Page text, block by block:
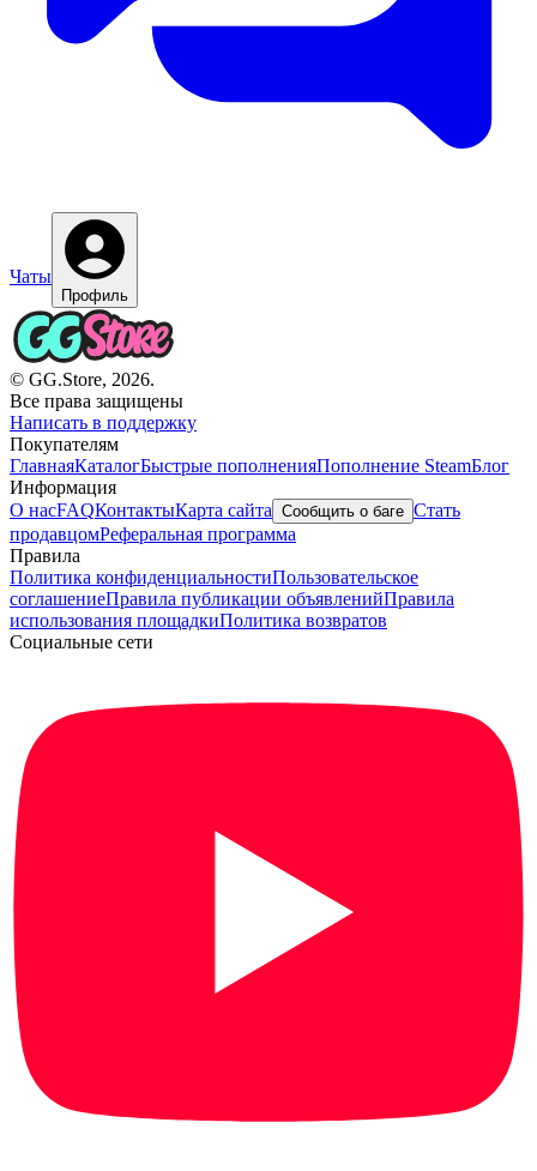
Чаты
Профиль
© GG.Store, 2026.
Все права защищены
Написать в поддержку
Покупателям
ГлавнаяКаталогБыстрые пополненияПополнение SteamБлог
Информация
О насFAQКонтактыКарта сайта Сообщить о баге Стать
продавцомРеферальная программа
Правила
Политика конфиденциальностиПользовательское
соглашениеПравила публикации объявленийПравила
использования площадкиПолитика возвратов
Социальные сети